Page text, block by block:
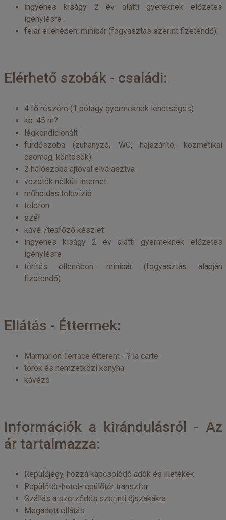
ingyenes kiságy 2 év alatti gyereknek előzetes
igénylésre
felár ellenében: minibár (fogyasztás szerint fizetendő)
Elérhető szobák - családi:
4 fő részére (1 pótágy gyermeknek lehetséges)
kb. 45 m?
légkondicionált
fürdőszoba (zuhanyzó, WC, hajszárító, kozmetikai
csomag, köntösök)
2 hálószoba ajtóval elválasztva
vezeték nélküli internet
műholdas televízió
telefon
széf
kávé-/teafőző készlet
ingyenes kiságy 2 év alatti gyermeknek előzetes
igénylésre
térítés ellenében: minibár (fogyasztás alapján
fizetendő)
Ellátás - Éttermek:
Marmarion Terrace étterem - ? la carte
török és nemzetközi konyha
kávézó
Információk a kirándulásról - Az
ár tartalmazza:
Repülőjegy, hozzá kapcsolódó adók és illetékek
Repülőtér-hotel-repülőtér transzfer
Szállás a szerződés szerinti éjszakákra
Megadott ellátás